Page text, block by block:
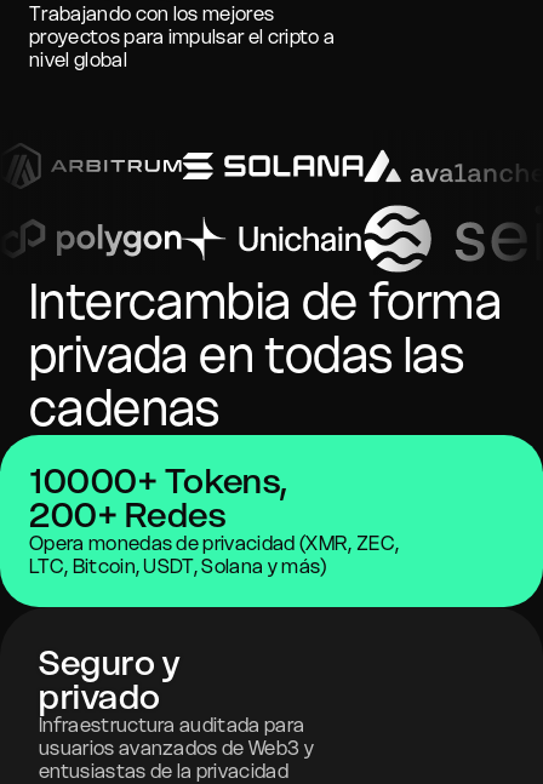
Trabajando con los mejores
proyectos para impulsar el cripto a
nivel global
Intercambia de forma
privada en todas las
cadenas
10000+ Tokens,
200+ Redes
Opera monedas de privacidad (XMR, ZEC,
LTC, Bitcoin, USDT, Solana y más)
Seguro y
privado
Infraestructura auditada para
usuarios avanzados de Web3 y
entusiastas de la privacidad